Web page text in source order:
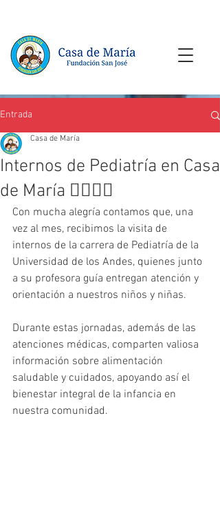
Entrada
Internos de Pediatría en Casa
de María 👩‍⚕️👨‍⚕️
Casa de María
Con mucha alegría contamos que, una
vez al mes, recibimos la visita de
internos de la carrera de Pediatría de la
Universidad de los Andes, quienes junto
a su profesora guía entregan atención y
orientación a nuestros niños y niñas.
Durante estas jornadas, además de las
atenciones médicas, comparten valiosa
información sobre alimentación
saludable y cuidados, apoyando así el
bienestar integral de la infancia en
nuestra comunidad.